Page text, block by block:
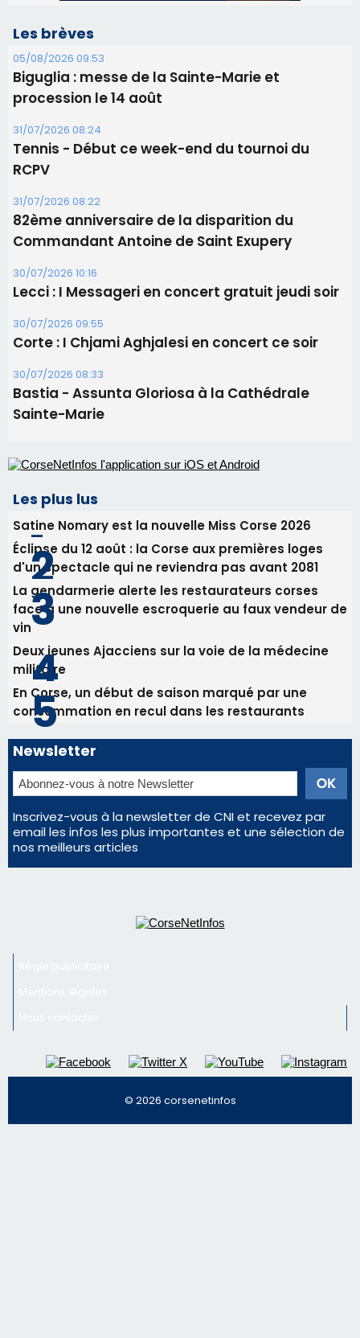
31/07/2026 08:22
82ème anniversaire de la disparition du
Commandant Antoine de Saint Exupery
30/07/2026 10:16
Lecci : I Messageri en concert gratuit jeudi soir
30/07/2026 09:55
Corte : I Chjami Aghjalesi en concert ce soir
30/07/2026 08:33
Bastia - Assunta Gloriosa à la Cathédrale
Sainte-Marie
Les plus lus
Satine Nomary est la nouvelle Miss Corse 2026
Éclipse du 12 août : la Corse aux premières loges
d'un spectacle qui ne reviendra pas avant 2081
face à une nouvelle escroquerie au faux vendeur de
Deux jeunes Ajacciens sur la voie de la médecine
militaire
En Corse, un début de saison marqué par une
consommation en recul dans les restaurants
Newsletter
Inscrivez-vous à la newsletter de CNI et recevez par
email les infos les plus importantes et une sélection de
nos meilleurs articles
Régie publicitaire
Mentions légales
Nous contacter